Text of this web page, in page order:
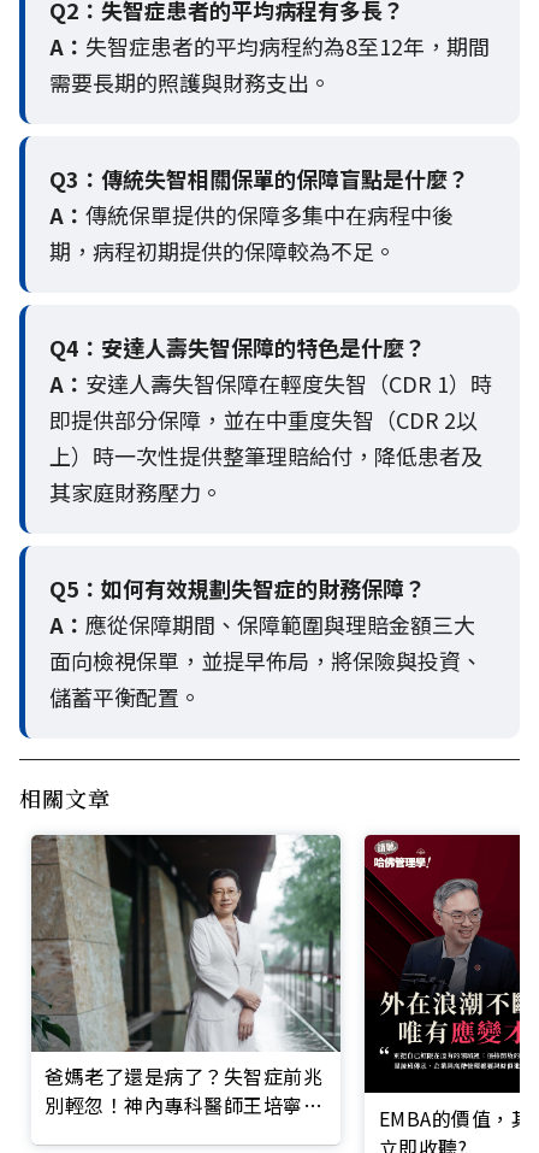
Q2： 失智症患者的平均病程有多長？
A： 失智症患者的平均病程約為8至12年，期間
需要長期的照護與財務支出。
Q3： 傳統失智相關保單的保障盲點是什麼？
A： 傳統保單提供的保障多集中在病程中後
期，病程初期提供的保障較為不足。
Q4： 安達人壽失智保障的特色是什麼？
A： 安達人壽失智保障在輕度失智（CDR 1）時
即提供部分保障，並在中重度失智（CDR 2以
上）時一次性提供整筆理賠給付，降低患者及
其家庭財務壓力。
Q5： 如何有效規劃失智症的財務保障？
A： 應從保障期間、保障範圍與理賠金額三大
面向檢視保單，並提早佈局，將保險與投資、
儲蓄平衡配置。
相關文章
爸媽老了還是病了？失智症前兆
別輕忽！神內專科醫師王培寧呼
EMBA的價值，
立即收聽?